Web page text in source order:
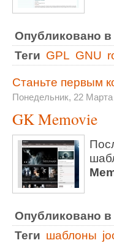
Опубликовано в
Теги GPL GNU
Станьте первым
Понедельник, 22 Марта
GK Memovie
Опубликовано в
Теги шаблоны